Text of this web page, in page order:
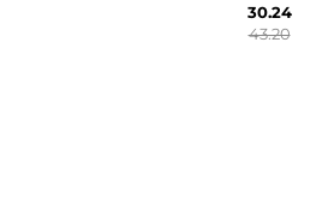
30.24
43.20